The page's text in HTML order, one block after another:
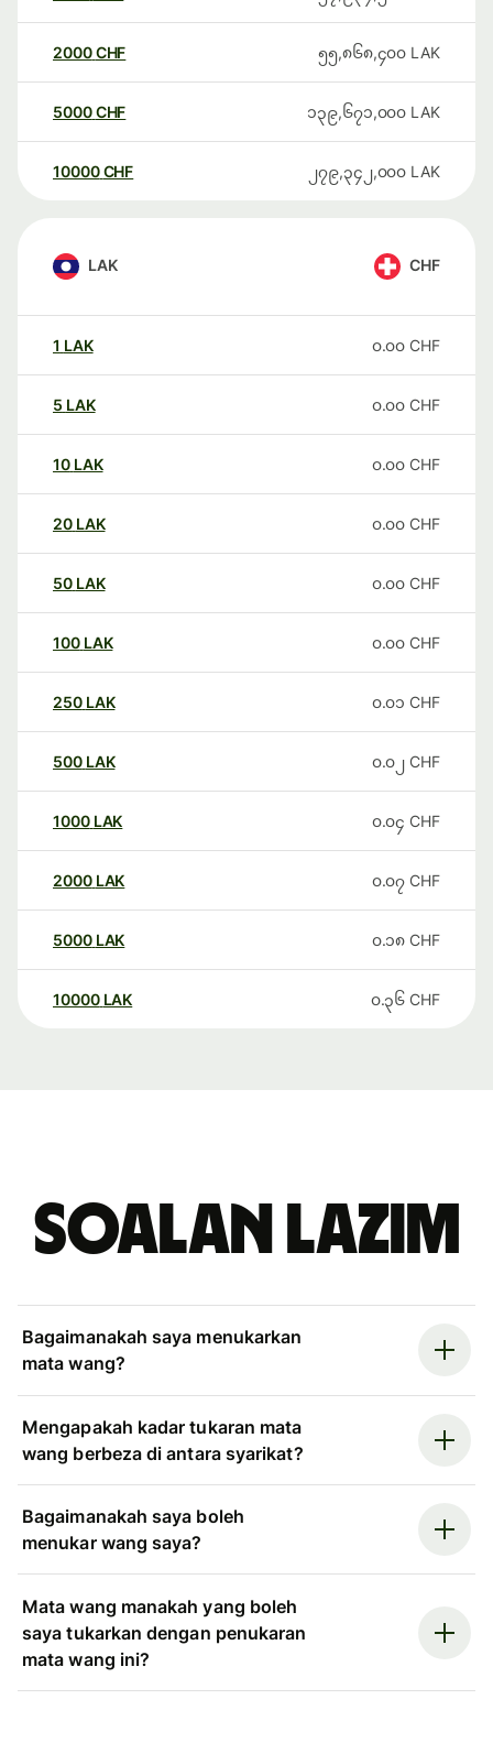
2000CHF ၅၅,၈၆၈,၄၀၀ LAK
5000CHF ၁၃၉,၆၇၁,၀၀၀ LAK
10000 CHF ၂၇၉,၃၄၂,၀၀၀ LAK
LAK CHF
1 LAK ၀.၀၀ CHF
5 LAK ၀.၀၀ CHF
10 LAK ၀.၀၀ CHF
20 LAK ၀.၀၀ CHF
50 LAK ၀.၀၀ CHF
100 LAK ၀.၀၀ CHF
250 LAK ၀.၀၁ CHF
500 LAK ၀.၀၂ CHF
1000 LAK ၀.၀၄ CHF
2000 LAK ၀.၀၇ CHF
5000 LAK ၀.၁၈ CHF
10000 LAK ၀.၃၆ CHF
Soalan Lazim
Bagaimanakah saya menukarkan
mata wang?
Mengapakah kadar tukaran mata
wang berbeza di antara syarikat?
Bagaimanakah saya boleh
menukar wang saya?
Mata wang manakah yang boleh
saya tukarkan dengan penukaran
mata wang ini?